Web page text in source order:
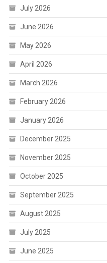
July 2026
June 2026
May 2026
April 2026
March 2026
February 2026
January 2026
December 2025
November 2025
October 2025
September 2025
August 2025
July 2025
June 2025